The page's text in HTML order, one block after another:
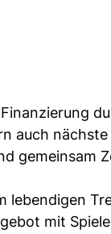
auch nächste
gemeinsam
lebendigen
mit